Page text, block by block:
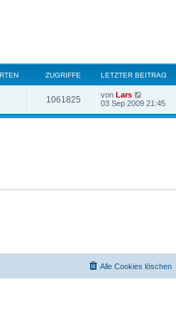
ZUGRIFFE LETZTER BEITRAG
1061825 von Lars
03 Sep 2009 21:45
Alle Cookies löschen